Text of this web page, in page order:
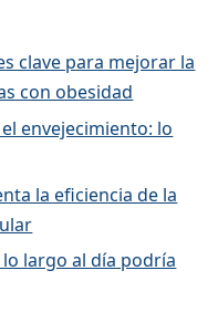
clave para mejorar la
con obesidad
envejecimiento: lo
la eficiencia de la
lo largo al día podría